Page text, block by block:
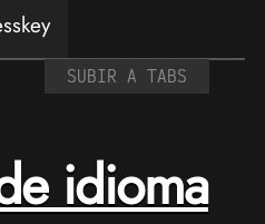
SUBIR A TABS
idioma